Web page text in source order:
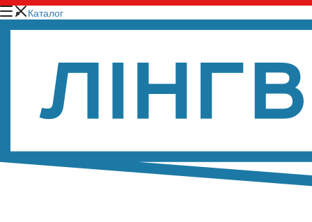
Каталог